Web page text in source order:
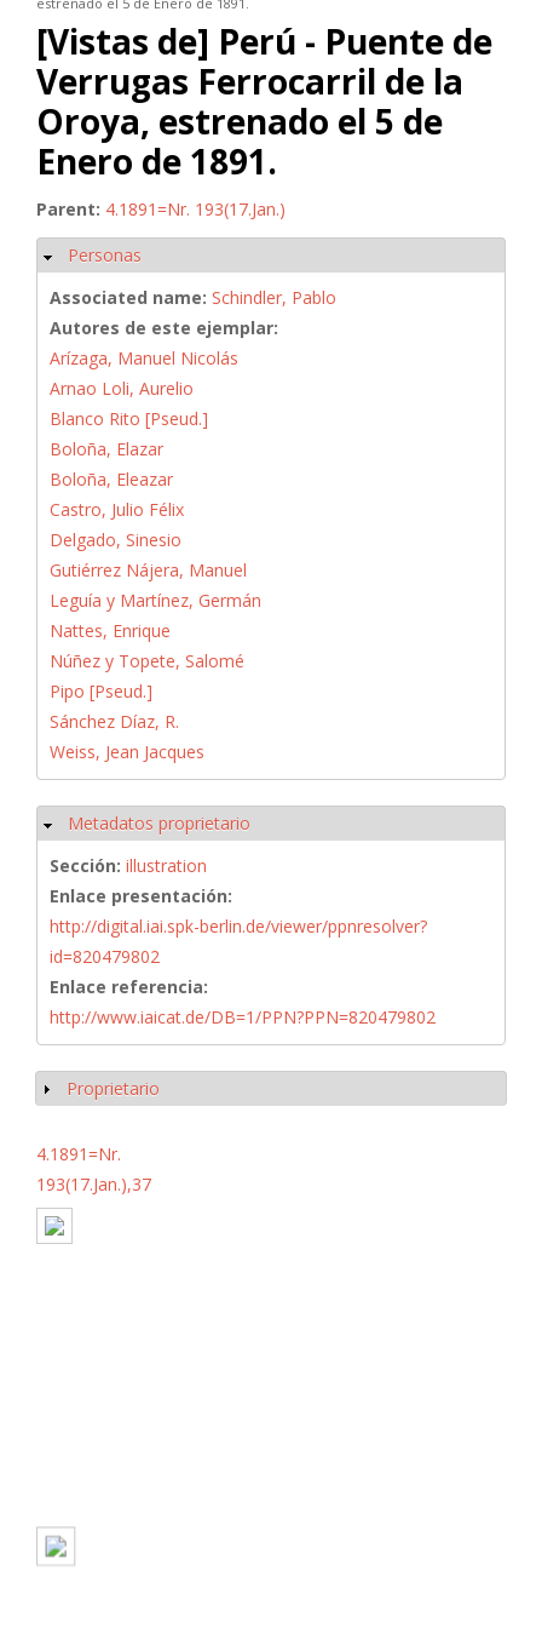
[Vistas de] Perú - Puente de
Verrugas Ferrocarril de la
Oroya, estrenado el 5 de
Enero de 1891.
Parent: 4.1891=Nr. 193(17.Jan.)
Ocultar
Personas
Associated name: Schindler, Pablo
Autores de este ejemplar:
Arízaga, Manuel Nicolás
Arnao Loli, Aurelio
Blanco Rito [Pseud.]
Boloña, Elazar
Boloña, Eleazar
Castro, Julio Félix
Delgado, Sinesio
Gutiérrez Nájera, Manuel
Leguía y Martínez, Germán
Nattes, Enrique
Núñez y Topete, Salomé
Pipo [Pseud.]
Sánchez Díaz, R.
Weiss, Jean Jacques
Ocultar
Metadatos proprietario
Sección: illustration
Enlace presentación:
http://digital.iai.spk-berlin.de/viewer/ppnresolver?
id=820479802
Enlace referencia:
http://www.iaicat.de/DB=1/PPN?PPN=820479802
Mostrar
Proprietario
4.1891=Nr.
193(17.Jan.),37